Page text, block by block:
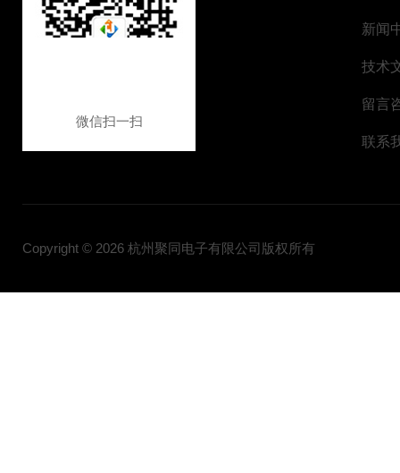
微信扫一扫
新闻
技术
留言
联系
Copyright © 2026 杭州聚同电子有限公司版权所有